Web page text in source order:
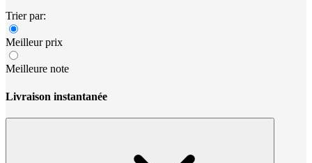
Trier par:
Meilleur prix
Meilleure note
Livraison instantanée